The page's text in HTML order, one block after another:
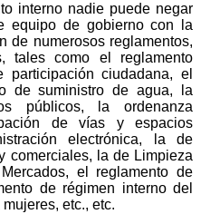
interno nadie puede negar
equipo de gobierno con la
de numerosos reglamentos,
tales como el reglamento
participación ciudadana, el
de suministro de agua, la
públicos, la ordenanza
de vías y espacios
electrónica, la de
comerciales, la de Limpieza
el reglamento de
de régimen interno del
etc., etc.